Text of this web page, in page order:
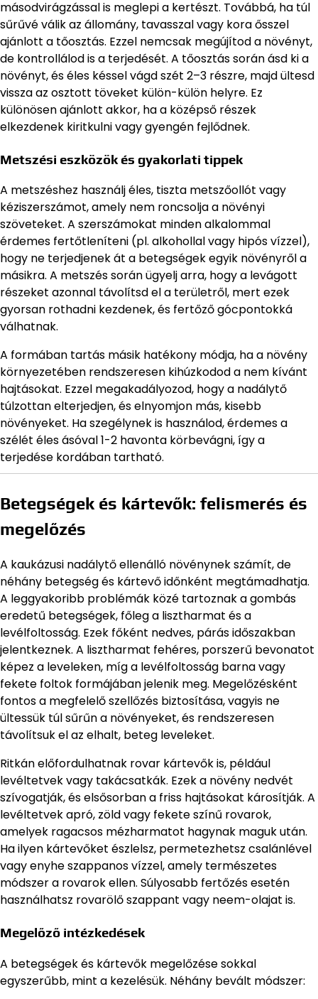
másodvirágzással is meglepi a kertészt. Továbbá, ha túl
sűrűvé válik az állomány, tavasszal vagy kora ősszel
ajánlott a tőosztás. Ezzel nemcsak megújítod a növényt,
de kontrollálod is a terjedését. A tőosztás során ásd ki a
növényt, és éles késsel vágd szét 2–3 részre, majd ültesd
vissza az osztott töveket külön-külön helyre. Ez
különösen ajánlott akkor, ha a középső részek
elkezdenek kiritkulni vagy gyengén fejlődnek.
Metszési eszközök és gyakorlati tippek
A metszéshez használj éles, tiszta metszőollót vagy
kéziszerszámot, amely nem roncsolja a növényi
szöveteket. A szerszámokat minden alkalommal
érdemes fertőtleníteni (pl. alkohollal vagy hipós vízzel),
hogy ne terjedjenek át a betegségek egyik növényről a
másikra. A metszés során ügyelj arra, hogy a levágott
részeket azonnal távolítsd el a területről, mert ezek
gyorsan rothadni kezdenek, és fertőző gócpontokká
válhatnak.
A formában tartás másik hatékony módja, ha a növény
környezetében rendszeresen kihúzkodod a nem kívánt
hajtásokat. Ezzel megakadályozod, hogy a nadálytő
túlzottan elterjedjen, és elnyomjon más, kisebb
növényeket. Ha szegélynek is használod, érdemes a
szélét éles ásóval 1-2 havonta körbevágni, így a
terjedése kordában tartható.
Betegségek és kártevők: felismerés és
megelőzés
A kaukázusi nadálytő ellenálló növénynek számít, de
néhány betegség és kártevő időnként megtámadhatja.
A leggyakoribb problémák közé tartoznak a gombás
eredetű betegségek, főleg a lisztharmat és a
levélfoltosság. Ezek főként nedves, párás időszakban
jelentkeznek. A lisztharmat fehéres, porszerű bevonatot
képez a leveleken, míg a levélfoltosság barna vagy
fekete foltok formájában jelenik meg. Megelőzésként
fontos a megfelelő szellőzés biztosítása, vagyis ne
ültessük túl sűrűn a növényeket, és rendszeresen
távolítsuk el az elhalt, beteg leveleket.
Ritkán előfordulhatnak rovar kártevők is, például
levéltetvek vagy takácsatkák. Ezek a növény nedvét
szívogatják, és elsősorban a friss hajtásokat károsítják. A
levéltetvek apró, zöld vagy fekete színű rovarok,
amelyek ragacsos mézharmatot hagynak maguk után.
Ha ilyen kártevőket észlelsz, permetezhetsz csalánlével
vagy enyhe szappanos vízzel, amely természetes
módszer a rovarok ellen. Súlyosabb fertőzés esetén
használhatsz rovarölő szappant vagy neem-olajat is.
Megelőző intézkedések
A betegségek és kártevők megelőzése sokkal
egyszerűbb, mint a kezelésük. Néhány bevált módszer: